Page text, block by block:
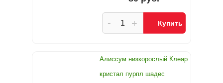
+
- Купить
Алиссум низкорослый Клеар
кристал пурпл шадес